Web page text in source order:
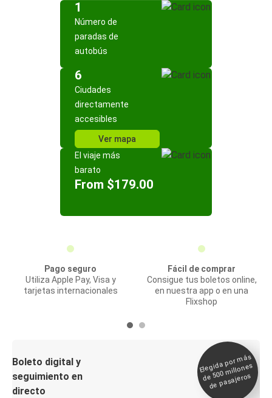
1
Número de
paradas de
autobús
6
Ciudades
directamente
accesibles
Ver mapa
El viaje más
barato
From $179.00
Pago seguro
Utiliza Apple Pay, Visa y
tarjetas internacionales
Fácil de comprar
Consigue tus boletos online,
en nuestra app o en una
Flixshop
Boleto digital y
seguimiento en
directo
Elegida por
más
de 500
millones
de pasajeros